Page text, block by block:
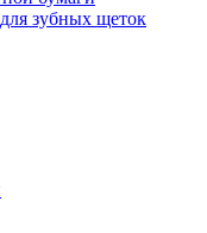
зубных щеток